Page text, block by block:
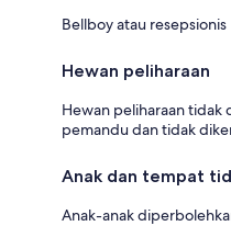
Bellboy atau resepsionis
Hewan peliharaan
Hewan peliharaan tidak
pemandu dan tidak
Anak dan tempat
Anak-anak